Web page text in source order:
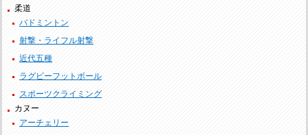
柔道
バドミントン
射撃・ライフル射撃
近代五種
ラグビーフットボール
スポーツクライミング
カヌー
アーチェリー